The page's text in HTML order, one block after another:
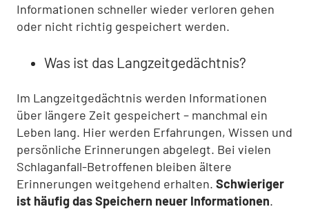
Informationen schneller wieder verloren gehen
oder nicht richtig gespeichert werden.
Was ist das Langzeitgedächtnis?
Im Langzeitgedächtnis werden Informationen
über längere Zeit gespeichert – manchmal ein
Leben lang. Hier werden Erfahrungen, Wissen und
persönliche Erinnerungen abgelegt. Bei vielen
Schlaganfall-Betroffenen bleiben ältere
Erinnerungen weitgehend erhalten. Schwieriger
ist häufig das Speichern neuer Informationen.